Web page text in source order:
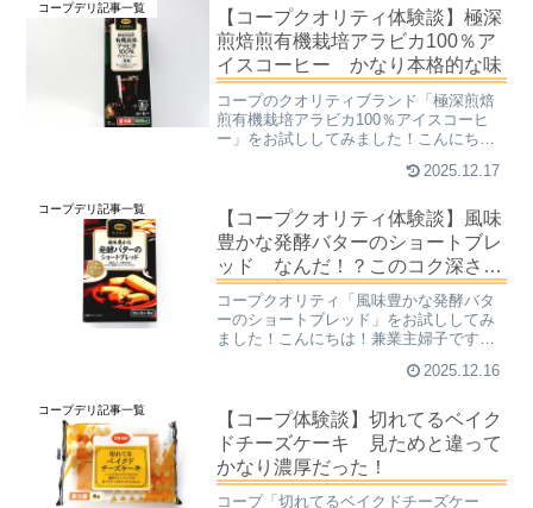
イスのことです。柑橘系の...
コープデリ記事一覧
【コープクオリティ体験談】極深
煎焙煎有機栽培アラビカ100％ア
イスコーヒー かなり本格的な味
コープのクオリティブランド「極深煎焙
煎有機栽培アラビカ100％アイスコーヒ
ー」をお試ししてみました！こんにち
の1杯、何を飲まれますか？私の目覚めの
いしいっ！」と思ったの...
2025.12.17
コープデリ記事一覧
【コープクオリティ体験談】風味
豊かな発酵バターのショートブレ
ッド なんだ！？このコク深さ
は！
コープクオリティ「風味豊かな発酵バタ
ーのショートブレッド」をお試ししてみ
ました！こんにちは！兼業主婦子です。
かご存じですか？ショートブレッドと
菓子のことです。主な材料は...
2025.12.16
コープデリ記事一覧
【コープ体験談】切れてるベイク
ドチーズケーキ 見ためと違って
かなり濃厚だった！
コープ「切れてるベイクドチーズケー